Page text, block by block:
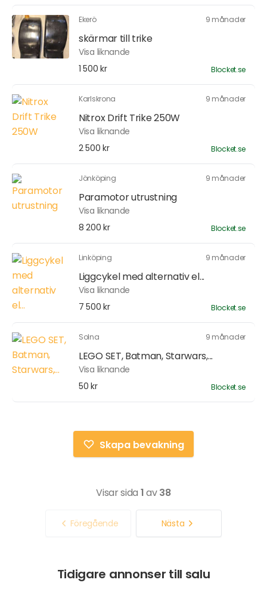
Ekerö 9 månader
skärmar till trike
Visa liknande
1 500 kr
Blocket.se
Karlskrona 9 månader
Nitrox Drift Trike 250W
Visa liknande
2 500 kr
Blocket.se
Jönköping 9 månader
Paramotor utrustning
Visa liknande
8 200 kr
Blocket.se
Linköping 9 månader
Liggcykel med alternativ el...
Visa liknande
7 500 kr
Blocket.se
Solna 9 månader
LEGO SET, Batman, Starwars,...
Visa liknande
50 kr
Blocket.se
Skapa bevakning
Visar sida 1av38
Föregående Nästa
Tidigare annonser till salu